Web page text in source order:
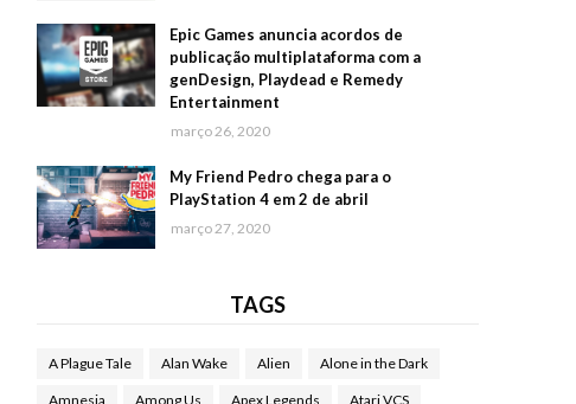
Epic Games anuncia acordos de
publicação multiplataforma com a
genDesign, Playdead e Remedy
Entertainment
março 26, 2020
My Friend Pedro chega para o
PlayStation 4 em 2 de abril
março 27, 2020
TAGS
A Plague Tale Alan Wake Alien Alone in the Dark
Amnesia Among Us Apex Legends Atari VCS